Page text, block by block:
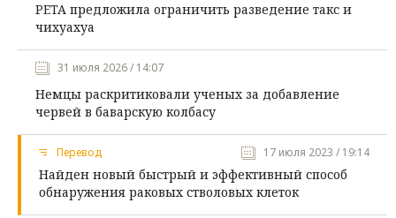
PETA предложила ограничить разведение такс и
чихуахуа
31 июля 2026 / 14:07
Немцы раскритиковали ученых за добавление
червей в баварскую колбасу
Перевод 17 июля 2023 / 19:14
Найден новый быстрый и эффективный способ
обнаружения раковых стволовых клеток